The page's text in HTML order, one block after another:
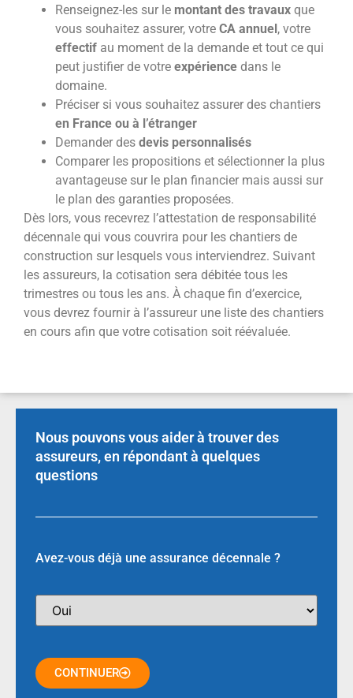
Renseignez-les sur le montant des travaux que
vous souhaitez assurer, votre CA annuel , votre
effectif au moment de la demande et tout ce qui
peut justifier de votre expérience dans le
domaine.
Préciser si vous souhaitez assurer des chantiers
en France ou à l’étranger
Demander des devis personnalisés
Comparer les propositions et sélectionner la plus
avantageuse sur le plan financier mais aussi sur
le plan des garanties proposées.
Dès lors, vous recevrez l’attestation de responsabilité
décennale qui vous couvrira pour les chantiers de
construction sur lesquels vous interviendrez. Suivant
les assureurs, la cotisation sera débitée tous les
trimestres ou tous les ans. À chaque fin d’exercice,
vous devrez fournir à l’assureur une liste des chantiers
en cours afin que votre cotisation soit réévaluée.
Nous pouvons vous aider à trouver des
assureurs, en répondant à quelques
questions
Avez-vous déjà une assurance décennale ?
CONTINUER